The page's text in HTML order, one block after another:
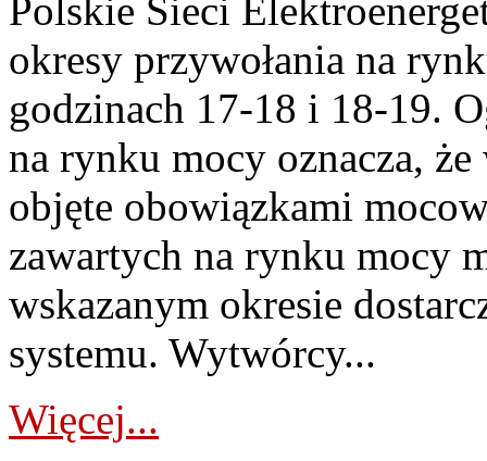
Polskie Sieci
okresy przywołania na
godzinach 17-18 i 18-19.
na rynku mocy oznacza,
objęte obowiązkami
zawartych na rynku mocy
wskazanym okresie
systemu. Wytwórcy...
Więcej...